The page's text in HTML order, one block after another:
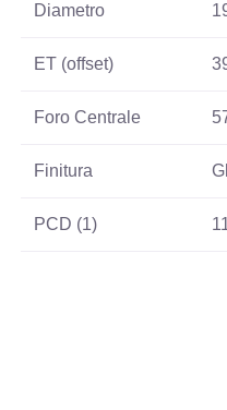
Diametro
ET (offset)
Foro Centrale
Finitura
PCD (1)